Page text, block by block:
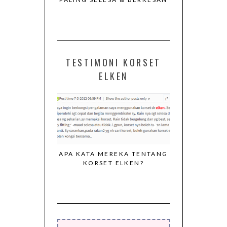
TESTIMONI KORSET
ELKEN
APA KATA MEREKA TENTANG
KORSET ELKEN?